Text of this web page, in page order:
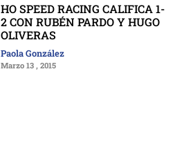
HO SPEED RACING CALIFICA 1-
2 CON RUBÉN PARDO Y HUGO
OLIVERAS
Paola González
Marzo 13 , 2015